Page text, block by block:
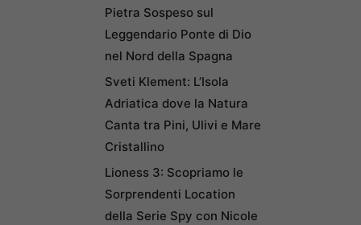
Pietra Sospeso sul
Leggendario Ponte di Dio
nel Nord della Spagna
Sveti Klement: L’Isola
Adriatica dove la Natura
Canta tra Pini, Ulivi e Mare
Cristallino
Lioness 3: Scopriamo le
Sorprendenti Location
della Serie Spy con Nicole